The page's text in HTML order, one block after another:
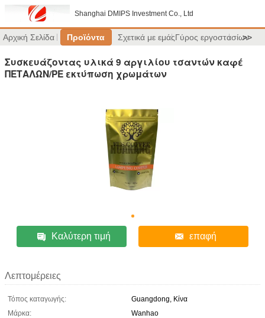
Shanghai DMIPS Investment Co., Ltd
Αρχική Σελίδα Προϊόντα Σχετικά με εμάςΓύρος εργοστασίων
>>
Συσκευάζοντας υλικά 9 αργιλίου τσαντών καφέ
ΠΕΤΑΛΩΝ/PE εκτύπωση χρωμάτων
Καλύτερη τιμή επαφή
Λεπτομέρειες
Τόπος καταγωγής:
Guangdong, Κίνα
Μάρκα:
Wanhao